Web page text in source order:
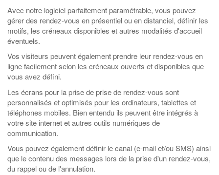
Avec notre logiciel parfaitement paramétrable, vous pouvez
gérer des rendez-vous en présentiel ou en distanciel, définir les
motifs, les créneaux disponibles et autres modalités d'accueil
éventuels.
Vos visiteurs peuvent également prendre leur rendez-vous en
ligne facilement selon les créneaux ouverts et disponibles que
vous avez défini.
Les écrans pour la prise de prise de rendez-vous sont
personnalisés et optimisés pour les ordinateurs, tablettes et
téléphones mobiles. Bien entendu ils peuvent être intégrés à
votre site internet et autres outils numériques de
communication.
Vous pouvez également définir le canal (e-mail et/ou SMS) ainsi
que le contenu des messages lors de la prise d'un rendez-vous,
du rappel ou de l'annulation.